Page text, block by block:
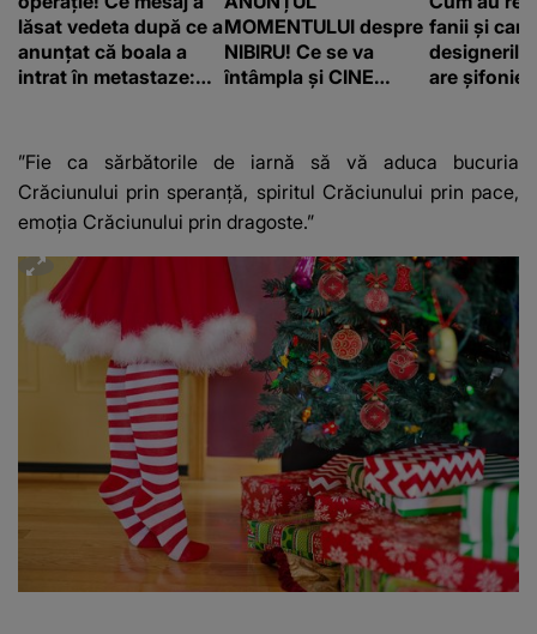
lăsat vedeta după ce a
anunțat că boala a
intrat în metastaze:
MOMENTULUI despre
NIBIRU! Ce se va
întâmpla și CINE
e ciudă că..."
fanii și
are
”Fie ca sărbătorile de iarnă să vă aduca bucuria
Crăciunului prin speranță, spiritul Crăciunului prin pace,
emoția Crăciunului prin dragoste.”